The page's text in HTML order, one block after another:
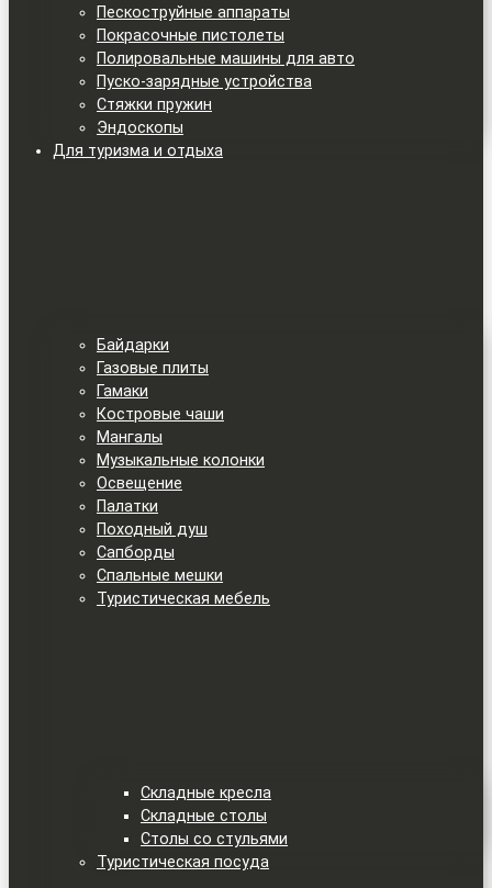
Пескоструйные аппараты
Покрасочные пистолеты
Полировальные машины для авто
Пуско-зарядные устройства
Стяжки пружин
Эндоскопы
Для туризма и отдыха
Байдарки
Газовые плиты
Гамаки
Костровые чаши
Мангалы
Музыкальные колонки
Освещение
Палатки
Походный душ
Сапборды
Спальные мешки
Туристическая мебель
Складные кресла
Складные столы
Столы со стульями
Туристическая посуда